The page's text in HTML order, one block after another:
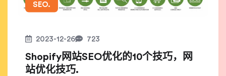
SEO.
2023-12-26 723
Shopify网站SEO优化的10个技巧，网
站优化技巧.